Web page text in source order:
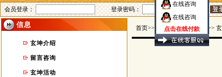
在线咨询
在线咨询
点击在线付款
会员登录： 登录密码：
信息
玄坤介绍
留言咨询
玄坤活动
首页>>玄坤命名轩 >> 信息 >>